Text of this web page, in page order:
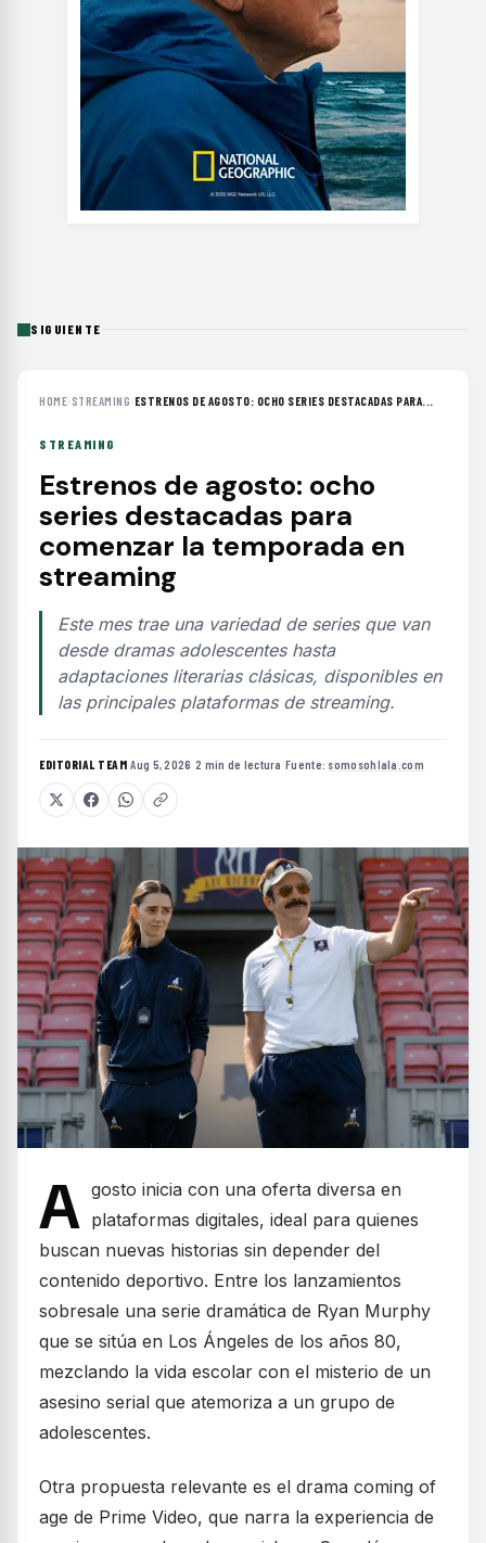
SIGUIENTE
HOME› STREAMING› ESTRENOS DE AGOSTO: OCHO SERIES DESTACADAS PARA...
STREAMING
Estrenos de agosto: ocho
series destacadas para
comenzar la temporada en
streaming
Este mes trae una variedad de series que van
desde dramas adolescentes hasta
adaptaciones literarias clásicas, disponibles en
las principales plataformas de streaming.
EDITORIAL TEAM·Aug 5, 2026 ·2 min de lectura ·Fuente: somosohlala.com
A gosto inicia con una oferta diversa en
plataformas digitales, ideal para quienes
buscan nuevas historias sin depender del
contenido deportivo. Entre los lanzamientos
sobresale una serie dramática de Ryan Murphy
que se sitúa en Los Ángeles de los años 80,
mezclando la vida escolar con el misterio de un
asesino serial que atemoriza a un grupo de
adolescentes.
Otra propuesta relevante es el drama coming of
age de Prime Video, que narra la experiencia de